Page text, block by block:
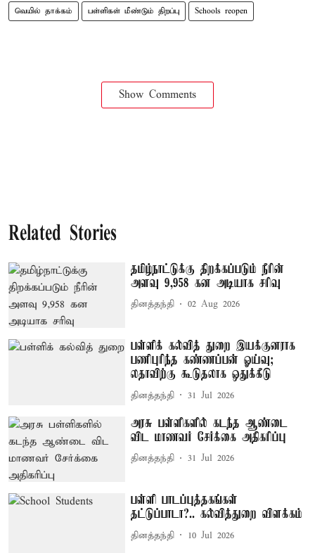
வெயில் தாக்கம் பள்ளிகள் மீண்டும் திறப்பு Schools reopen
Show Comments
Related Stories
தமிழ்நாட்டுக்கு திறக்கப்படும் நீரின்
அளவு 9,958 கன அடியாக சரிவு
தினத்தந்தி 02 Aug 2026
பள்ளிக் கல்வித் துறை இயக்குனராக
பணிபுரிந்த கண்ணப்பன் ஓய்வு;
லதாவிற்கு கூடுதலாக ஒதுக்கீடு
தினத்தந்தி 31 Jul 2026
அரசு பள்ளிகளில் கடந்த ஆண்டை
விட மாணவர் சேர்க்கை அதிகரிப்பு
தினத்தந்தி 31 Jul 2026
பள்ளி பாடப்புத்தகங்கள்
தட்டுப்பாடா?.. கல்வித்துறை விளக்கம்
தினத்தந்தி 10 Jul 2026